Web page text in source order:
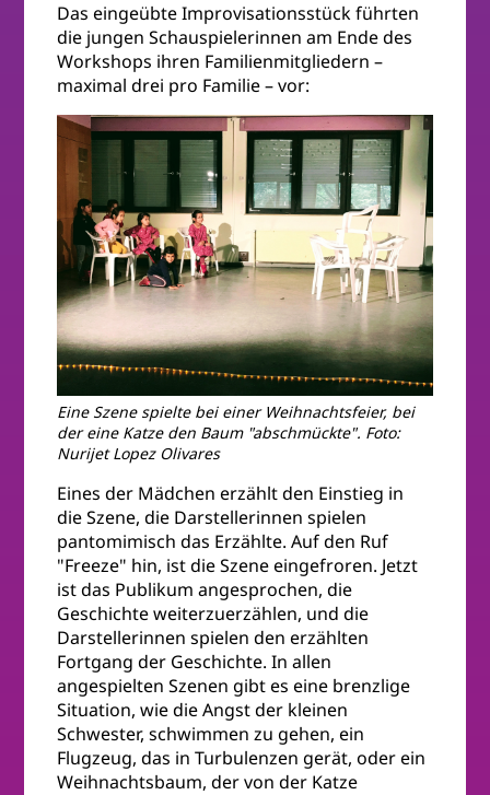
Das eingeübte Improvisationsstück führten
die jungen Schauspielerinnen am Ende des
Workshops ihren Familienmitgliedern –
maximal drei pro Familie – vor:
Eine Szene spielte bei einer Weihnachtsfeier, bei
der eine Katze den Baum "abschmückte". Foto:
Nurijet Lopez Olivares
Eines der Mädchen erzählt den Einstieg in
die Szene, die Darstellerinnen spielen
pantomimisch das Erzählte. Auf den Ruf
"Freeze" hin, ist die Szene eingefroren. Jetzt
ist das Publikum angesprochen, die
Geschichte weiterzuerzählen, und die
Darstellerinnen spielen den erzählten
Fortgang der Geschichte. In allen
angespielten Szenen gibt es eine brenzlige
Situation, wie die Angst der kleinen
Schwester, schwimmen zu gehen, ein
Flugzeug, das in Turbulenzen gerät, oder ein
Weihnachtsbaum, der von der Katze